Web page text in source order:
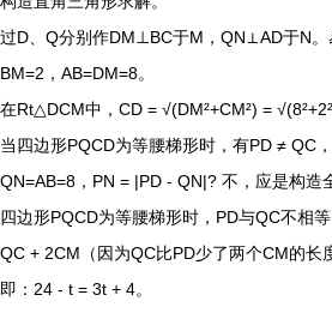
过D、Q分别作DM⊥BC于M，QN⊥AD于N。
BM=2，AB=DM=8。
在Rt△DCM中，CD = √(DM²+CM²) =
当四边形PQCD为等腰梯形时，有PD ≠ QC
QN=AB=8，PN = |PD - QN|? 不，应是构造
四边形PQCD为等腰梯形时，PD与QC不相
QC + 2CM（因为QC比PD少了两个CM的长
即：24 - t = 3t + 4。